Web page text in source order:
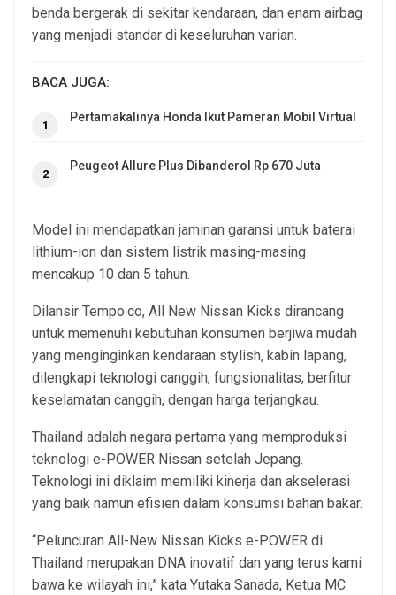
benda bergerak di sekitar kendaraan, dan enam airbag
yang menjadi standar di keseluruhan varian.
BACA JUGA:
1
Pertamakalinya Honda Ikut Pameran Mobil Virtual
2
Peugeot Allure Plus Dibanderol Rp 670 Juta
Model ini mendapatkan jaminan garansi untuk baterai
lithium-ion dan sistem listrik masing-masing
mencakup 10 dan 5 tahun.
Dilansir Tempo.co, All New Nissan Kicks dirancang
untuk memenuhi kebutuhan konsumen berjiwa mudah
yang menginginkan kendaraan stylish, kabin lapang,
dilengkapi teknologi canggih, fungsionalitas, berfitur
keselamatan canggih, dengan harga terjangkau.
Thailand adalah negara pertama yang memproduksi
teknologi e-POWER Nissan setelah Jepang.
Teknologi ini diklaim memiliki kinerja dan akselerasi
yang baik namun efisien dalam konsumsi bahan bakar.
“Peluncuran All-New Nissan Kicks e-POWER di
Thailand merupakan DNA inovatif dan yang terus kami
bawa ke wilayah ini,” kata Yutaka Sanada, Ketua MC